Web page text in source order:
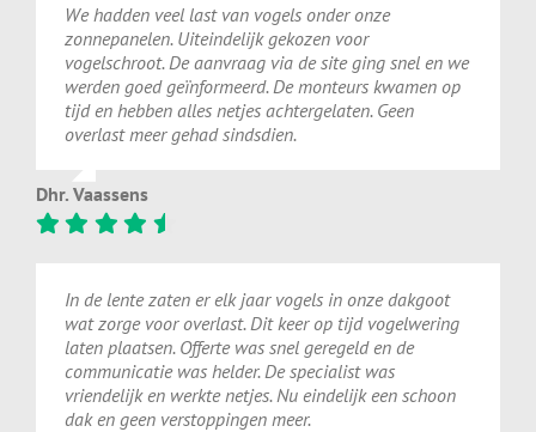
We hadden veel last van vogels onder onze
zonnepanelen. Uiteindelijk gekozen voor
vogelschroot. De aanvraag via de site ging snel en we
werden goed geïnformeerd. De monteurs kwamen op
tijd en hebben alles netjes achtergelaten. Geen
overlast meer gehad sindsdien.
Dhr. Vaassens
In de lente zaten er elk jaar vogels in onze dakgoot
wat zorge voor overlast. Dit keer op tijd vogelwering
laten plaatsen. Offerte was snel geregeld en de
communicatie was helder. De specialist was
vriendelijk en werkte netjes. Nu eindelijk een schoon
dak en geen verstoppingen meer.